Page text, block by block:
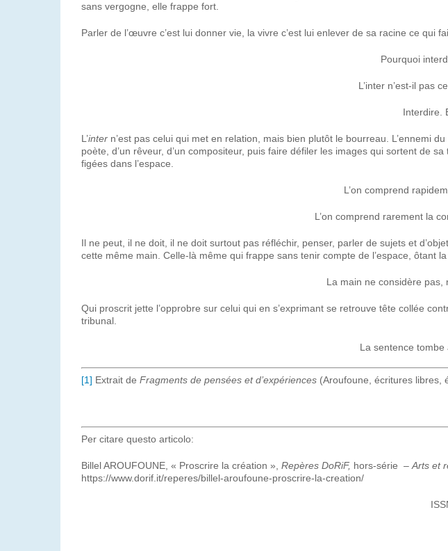
sans vergogne, elle frappe fort.
Parler de l’œuvre c’est lui donner vie, la vivre c’est lui enlever de sa racine ce qui
Pourquoi
L’inter n’est-il pas
Interdire.
L’inter n’est pas celui qui met en relation, mais bien plutôt le bourreau. L’ennemi
poète, d’un rêveur, d’un compositeur, puis faire défiler les images qui sortent de
figées dans l’espace.
L’on comprend
L’on comprend rarement la
Il ne peut, il ne doit, il ne doit surtout pas réfléchir, penser, parler de sujets et
cette même main. Celle-là même qui frappe sans tenir compte de l’espace, ôtant
La main ne considère pas,
Qui proscrit jette l’opprobre sur celui qui en s’exprimant se retrouve tête collée
tribunal.
La sentence tombe
[1] Extrait de Fragments de pensées et d’expériences (Aroufoune, écritures libres,
Per citare questo articolo:
Billel AROUFOUNE, « Proscrire la création », Repères DoRiF, hors-série – Arts et
https://www.dorif.it/reperes/billel-aroufoune-proscrire-la-creation/